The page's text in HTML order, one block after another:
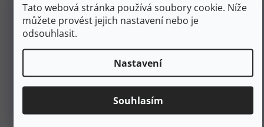
Tato webová stránka používá soubory cookie. Níže
můžete provést jejich nastavení nebo je
odsouhlasit.
Nastavení
Souhlasím